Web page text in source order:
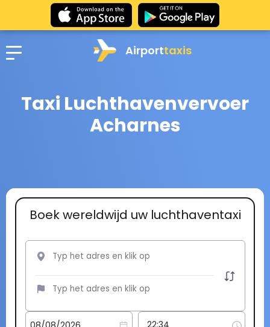
Airporttaxis
Taxi Luchthavenvervoer
Acharnes
Boek wereldwijd uw luchthaventaxi